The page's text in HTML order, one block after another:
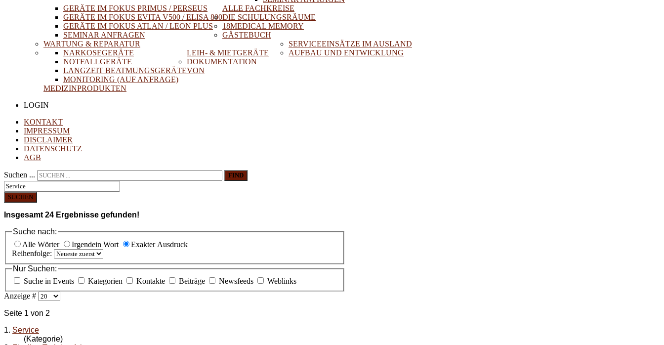
ALLE FACHKREISE
GERÄTE IM FOKUS PRIMUS / PERSEUS
GERÄTE IM FOKUS EVITA V500 / ELISA 800
GERÄTE IM FOKUS ATLAN / LEON PLUS
SEMINAR ANFRAGEN
DIE SCHULUNGSRÄUME
18MEDICAL MEMORY
GÄSTEBUCH
WARTUNG & REPARATUR
LEIH- & MIETGERÄTE
NARKOSEGERÄTE
NOTFALLGERÄTE
LANGZEIT BEATMUNGSGERÄTE
MONITORING (AUF ANFRAGE)
DOKUMENTATION
VON
MEDIZINPRODUKTEN
SERVICEEINSÄTZE IM AUSLAND
AUFBAU UND ENTWICKLUNG
LOGIN
KONTAKT
IMPRESSUM
DISCLAIMER
DATENSCHUTZ
AGB
Suchen ... FIND
SUCHEN
Insgesamt 24 Ergebnisse gefunden!
Suche nach:
Alle Wörter
Irgendein Wort
Exakter Ausdruck
Reihenfolge:
Nur Suchen:
Suche in Events
Kategorien Kontakte Beiträge Newsfeeds
Weblinks
Anzeige #
Seite 1 von 2
1. Service
(Kategorie)